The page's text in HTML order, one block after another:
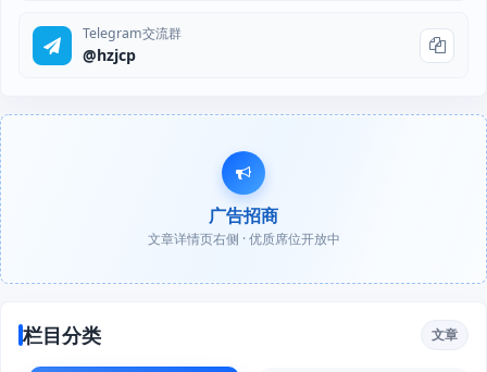
Telegram交流群
@hzjcp
广告招商
文章详情页右侧 · 优质席位开放中
栏目分类 文章